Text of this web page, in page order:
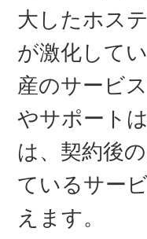
大したホス
が激化して
産のサービ
やサポート
は、契約後
ているサー
えます。